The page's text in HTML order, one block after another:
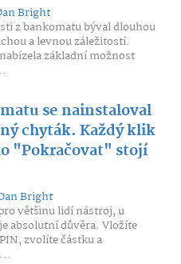
Bright
z bankomatu býval dlouhou
a levnou záležitostí.
základní možnost
se nainstaloval
chyták. Každý klik
"Pokračovat" stojí
Bright
většinu lidí nástroj, u
absolutní důvěra. Vložíte
zvolíte částku a